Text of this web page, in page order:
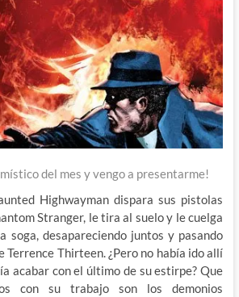
del mes y vengo a presentarme!
Highwayman dispara sus pistolas
Stranger, le tira al suelo y le cuelga
soga, desapareciendo juntos y pasando
Terrence Thirteen. ¿Pero no había ido allí
acabar con el último de su estirpe? Que
con su trabajo son los demonios